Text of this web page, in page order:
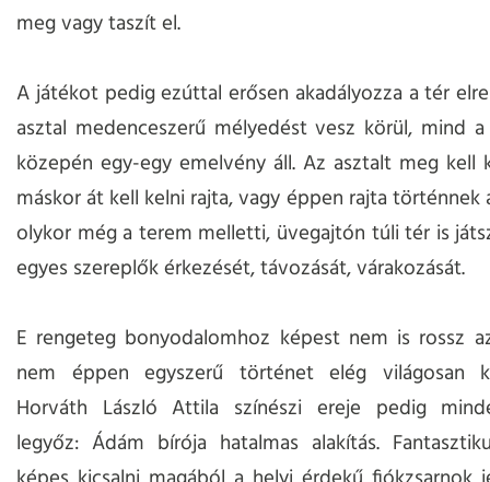
meg vagy taszít el.
A játékot pedig ezúttal erősen akadályozza a tér
asztal medenceszerű mélyedést vesz körül, mind
közepén egy-egy emelvény áll. Az asztalt meg kell
máskor át kell kelni rajta, vagy éppen rajta történnek
olykor még a terem melletti, üvegajtón túli tér is
egyes szereplők érkezését, távozását, várakozását.
E rengeteg bonyodalomhoz képest nem is rossz
nem éppen egyszerű történet elég világosan
Horváth László Attila színészi ereje pedig
legyőz: Ádám bírója hatalmas alakítás.